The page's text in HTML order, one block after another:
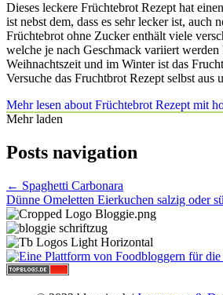
Dieses leckere Früchtebrot Rezept hat
ist nebst dem, dass es sehr lecker ist, auch
Früchtebrot ohne Zucker enthält viele
welche je nach Geschmack variiert
Weihnachtszeit und im Winter ist das
Versuche das Fruchtbrot Rezept selbst aus
Mehr lesen about Früchtebrot Rezept mit
Mehr laden
Posts navigation
← Spaghetti Carbonara
Dünne Omeletten Eierkuchen salzig oder